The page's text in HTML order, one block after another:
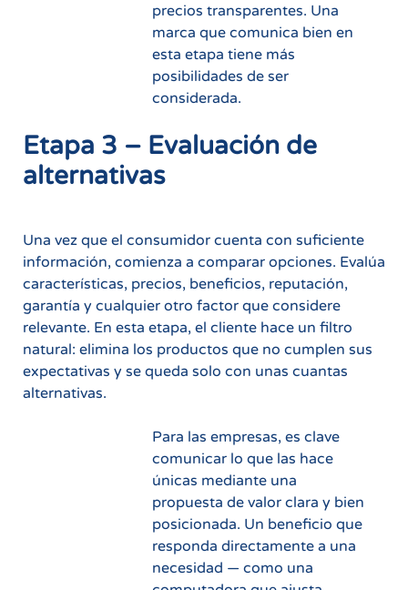
precios transparentes. Una
marca que comunica bien en
esta etapa tiene más
posibilidades de ser
considerada.
Etapa 3 – Evaluación de
alternativas
Una vez que el consumidor cuenta con suficiente
información, comienza a comparar opciones. Evalúa
características, precios, beneficios, reputación,
garantía y cualquier otro factor que considere
relevante. En esta etapa, el cliente hace un filtro
natural: elimina los productos que no cumplen sus
expectativas y se queda solo con unas cuantas
alternativas.
Para las empresas, es clave
comunicar lo que las hace
únicas mediante una
propuesta de valor clara y bien
posicionada. Un beneficio que
responda directamente a una
necesidad — como una